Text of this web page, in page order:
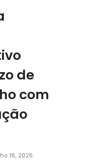
de
com
16, 2026